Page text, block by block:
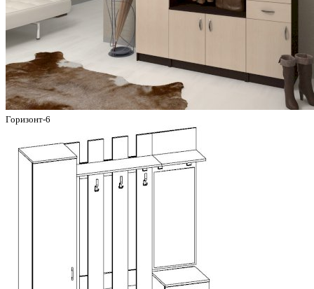
Горизонт-6